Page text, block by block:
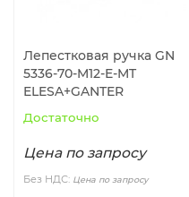
Лепестковая ручка GN
5336-70-M12-E-MT
ELESA+GANTER
Достаточно
Цена по запросу
Без НДС: Цена по запросу